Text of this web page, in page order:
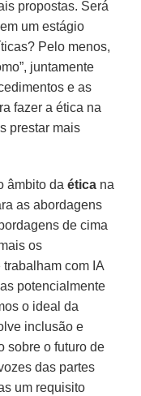
propostas. Será
um estágio
Pelo menos,
juntamente
e as
fazer a ética na
prestar mais
âmbito daética na
as abordagens
de cima
os
com IA
potencialmente
o ideal da
inclusão e
sobre o futuro de
das partes
um requisito